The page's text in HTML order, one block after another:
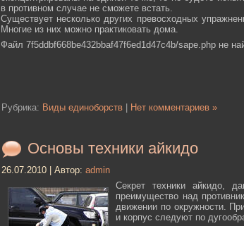
в противном случае не сможете встать.
Существует несколько других превосходных
Многие из них можно практиковать дома.
Файл 7f5ddbf668be432bbaf47f6ed1d47c4b/sape.php не
Рубрика: Виды единоборств Нет комментариев »
Основы техники айкидо
26.07.2010 | Автор: admin
Секрет техники айкидо,
преимущество над
движении по окружности.
и корпус следуют по